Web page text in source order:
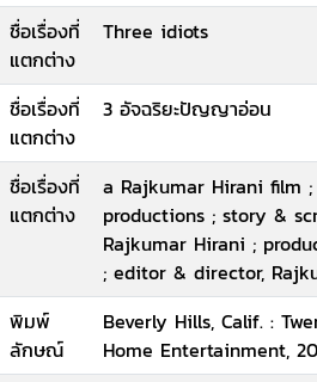
ชื่อเรื่องที่
แตกต่าง
Three idiots
ชื่อเรื่องที่
แตกต่าง
3 อัจฉริยะปัญญาอ่อน
ชื่อเรื่องที่
แตกต่าง
a Rajkumar Hirani film
productions ; story &
Rajkumar Hirani ;
; editor & director,
พิมพ์
ลักษณ์
Beverly Hills, Calif. :
Home Entertainment,